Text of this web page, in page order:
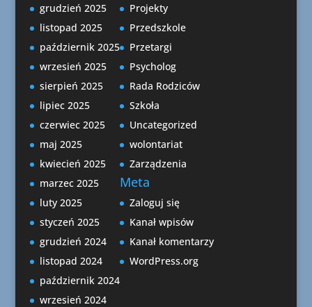
grudzień 2025
listopad 2025
październik 2025
wrzesień 2025
sierpień 2025
lipiec 2025
czerwiec 2025
maj 2025
kwiecień 2025
marzec 2025
luty 2025
styczeń 2025
grudzień 2024
listopad 2024
październik 2024
wrzesień 2024
Projekty
Przedszkole
Przetargi
Psycholog
Rada Rodziców
Szkoła
Uncategorized
wolontariat
Zarządzenia
Meta
Zaloguj się
Kanał wpisów
Kanał komentarzy
WordPress.org